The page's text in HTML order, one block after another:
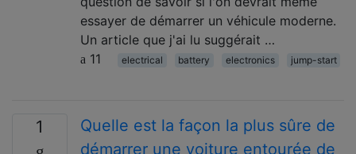
essayer de démarrer un véhicule moderne.
Un article que j'ai lu suggérait …
11
electrical battery electronics jump-start
1
Quelle est la façon la plus sûre de
démarrer une voiture entourée de